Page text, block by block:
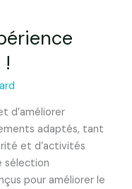
d’améliorer
adaptés, tant
et d’activités
sélection
pour améliorer le